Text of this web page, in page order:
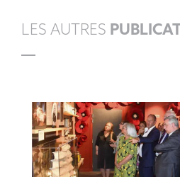
LES AUTRES